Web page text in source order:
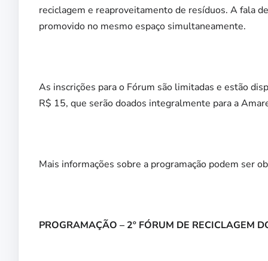
reciclagem e reaproveitamento de resíduos. A fala
promovido no mesmo espaço simultaneamente.
As inscrições para o Fórum são limitadas e estão
R$ 15, que serão doados integralmente para a
Mais informações sobre a programação podem
PROGRAMAÇÃO – 2º FÓRUM DE RECICLAGEM